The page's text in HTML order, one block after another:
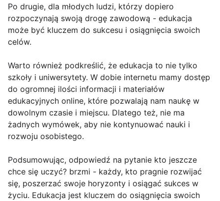
Po drugie, dla młodych ludzi, którzy dopiero
rozpoczynają swoją drogę zawodową - edukacja
może być kluczem do sukcesu i osiągnięcia swoich
celów.
Warto również podkreślić, że edukacja to nie tylko
szkoły i uniwersytety. W dobie internetu mamy dostęp
do ogromnej ilości informacji i materiałów
edukacyjnych online, które pozwalają nam naukę w
dowolnym czasie i miejscu. Dlatego też, nie ma
żadnych wymówek, aby nie kontynuować nauki i
rozwoju osobistego.
Podsumowując, odpowiedź na pytanie kto jeszcze
chce się uczyć? brzmi - każdy, kto pragnie rozwijać
się, poszerzać swoje horyzonty i osiągać sukces w
życiu. Edukacja jest kluczem do osiągnięcia swoich